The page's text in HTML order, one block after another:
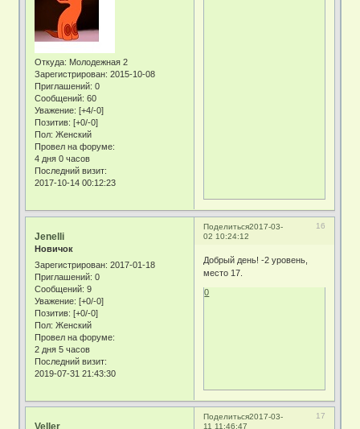
Откуда: Молодежная 2
Зарегистрирован: 2015-10-08
Приглашений: 0
Сообщений: 60
Уважение: [+4/-0]
Позитив: [+0/-0]
Пол: Женский
Провел на форуме:
4 дня 0 часов
Последний визит:
2017-10-14 00:12:23
Поделиться 16
2017-03-
02 10:24:12
Jenelli
Новичок
Зарегистрирован: 2017-01-18
Приглашений: 0
Сообщений: 9
Уважение: [+0/-0]
Позитив: [+0/-0]
Пол: Женский
Провел на форуме:
2 дня 5 часов
Последний визит:
2019-07-31 21:43:30
Добрый день! -2 уровень,
место 17.
0
Поделиться 17
2017-03-
11 11:46:47